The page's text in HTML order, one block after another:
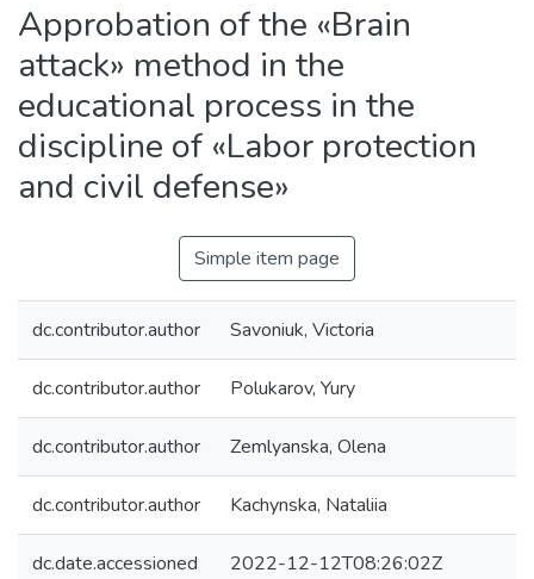
Approbation of the «Brain
attack» method in the
educational process in the
discipline of «Labor protection
and civil defense»
Simple item page
dc.contributor.author Savoniuk, Victoria
dc.contributor.author Polukarov, Yury
dc.contributor.author Zemlyanska, Olena
dc.contributor.author Kachynska, Nataliia
dc.date.accessioned 2022-12-12T08:26:02Z